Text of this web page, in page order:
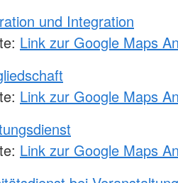
und Integration
Link zur Google Maps
Link zur Google Maps
Link zur Google Maps